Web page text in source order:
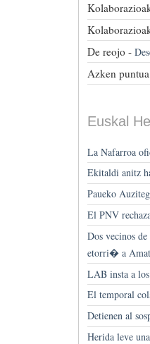
De reojo -
Azken
Euskal
La Nafarroa
Ekitaldi anitz
Paueko
El PNV
Dos vecinos
etorri� a
LAB insta a
El temporal
Detienen al
Herida leve